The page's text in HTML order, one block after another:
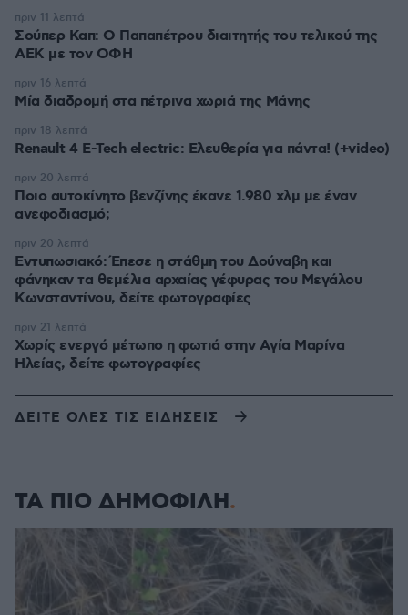
Σούπερ Καπ: Ο Παπαπέτρου διαιτητής του τελικού της
ΑΕΚ με τον ΟΦΗ
πριν 11 λεπτά
Μία διαδρομή στα πέτρινα χωριά της Μάνης
πριν 16 λεπτά
Renault 4 E-Tech electric: Ελευθερία για πάντα! (+video)
πριν 18 λεπτά
Ποιο αυτοκίνητο βενζίνης έκανε 1.980 χλμ με έναν
ανεφοδιασμό;
πριν 20 λεπτά
Εντυπωσιακό: Έπεσε η στάθμη του Δούναβη και
φάνηκαν τα θεμέλια αρχαίας γέφυρας του Μεγάλου
Κωνσταντίνου, δείτε φωτογραφίες
πριν 20 λεπτά
Χωρίς ενεργό μέτωπο η φωτιά στην Aγία Μαρίνα
Ηλείας, δείτε φωτογραφίες
πριν 21 λεπτά
ΔΕΙΤΕ ΟΛΕΣ ΤΙΣ ΕΙΔΗΣΕΙΣ
ΤΑ ΠΙΟ ΔΗΜΟΦΙΛΗ